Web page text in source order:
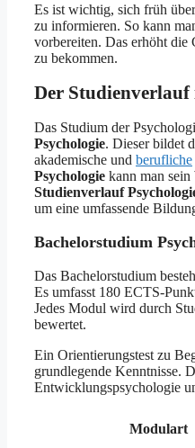
Es ist wichtig, sich früh
zu informieren. So kann
vorbereiten. Das erhöht die
zu bekommen.
Der Studienverlauf
Das Studium der
Psychologie. Dieser bildet
akademische und berufliche
Psychologie kann man
Studienverlauf
um eine umfassende
Bachelorstudium
Das Bachelorstudium
Es umfasst 180 ECTS-
Jedes Modul wird durch
bewertet.
Ein Orientierungstest zu
grundlegende Kenntnisse.
Entwicklungspsychologie
Modulart